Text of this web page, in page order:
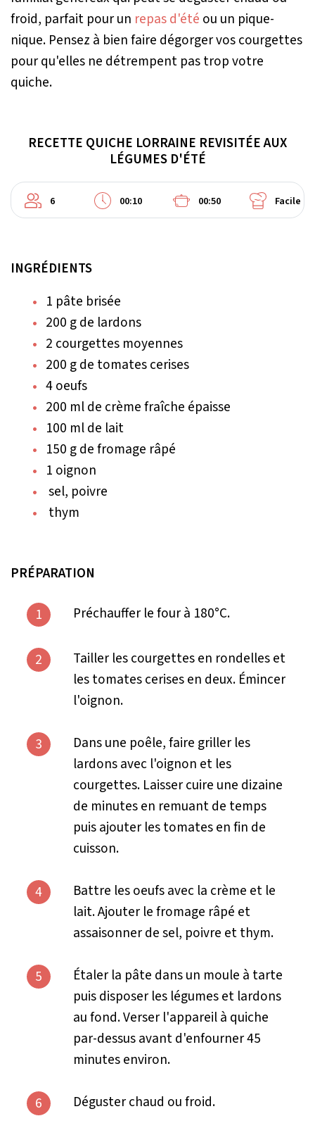
froid, parfait pour un repas d'été ou un pique-
nique. Pensez à bien faire dégorger vos courgettes
pour qu'elles ne détrempent pas trop votre
quiche.
RECETTE QUICHE LORRAINE REVISITÉE AUX
LÉGUMES D'ÉTÉ
6 00:10 00:50 Facile
INGRÉDIENTS
1 pâte brisée
200 g de lardons
2 courgettes moyennes
200 g de tomates cerises
4 oeufs
200 ml de crème fraîche épaisse
100 ml de lait
150 g de fromage râpé
1 oignon
sel, poivre
thym
PRÉPARATION
1 Préchauffer le four à 180°C.
2
Tailler les courgettes en rondelles et
les tomates cerises en deux. Émincer
l'oignon.
3
Dans une poêle, faire griller les
lardons avec l'oignon et les
courgettes. Laisser cuire une dizaine
de minutes en remuant de temps
puis ajouter les tomates en fin de
cuisson.
4
Battre les oeufs avec la crème et le
lait. Ajouter le fromage râpé et
assaisonner de sel, poivre et thym.
5
Étaler la pâte dans un moule à tarte
puis disposer les légumes et lardons
au fond. Verser l'appareil à quiche
par-dessus avant d'enfourner 45
minutes environ.
6 Déguster chaud ou froid.